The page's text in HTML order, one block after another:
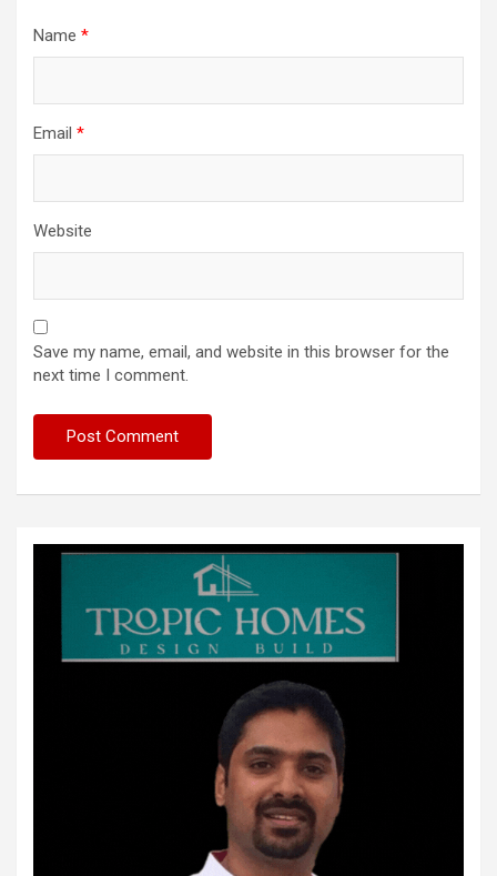
Name *
Email *
Website
Save my name, email, and website in this browser for the
next time I comment.